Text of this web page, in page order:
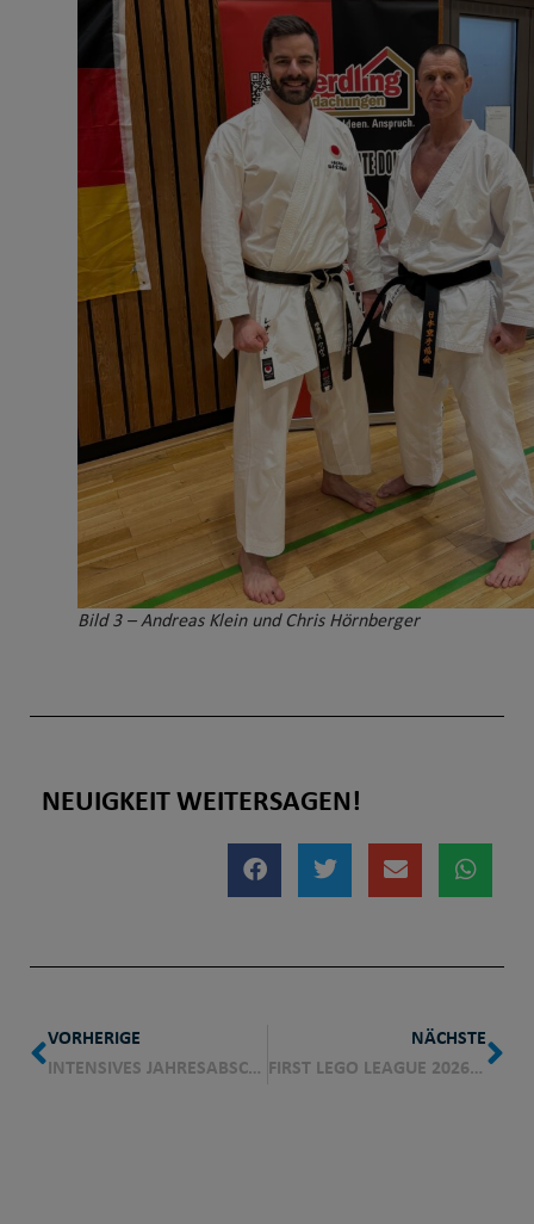
Bild 3 – Andreas Klein und Chris Hörnberger
NEUIGKEIT WEITERSAGEN!
VORHERIGE
INTENSIVES JAHRESABSCHLUSSTRAINING ZUR KATAME NO KATA IN DER JUDO-ABTEILUNG
NÄCHSTE
FIRST LEGO LEAGUE 2026 IN TAUNUSSTEIN: TV 1873 WEHEN SUCHT JURYMITGLIEDER!